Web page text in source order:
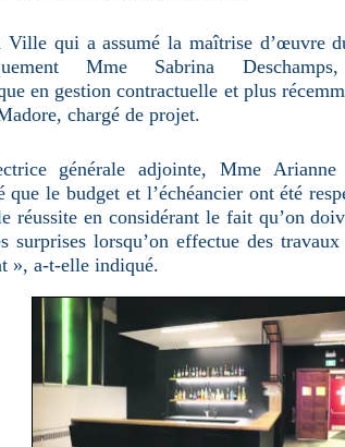
Ville qui a assumé la maîtrise d’œuvre
Mme Sabrina
en gestion contractuelle et plus
chargé de projet.
générale adjointe, Mme Arianne
que le budget et l’échéancier ont été
réussite en considérant le fait qu’on
surprises lorsqu’on effectue des
», a-t-elle indiqué.